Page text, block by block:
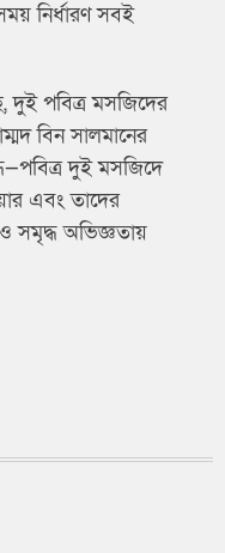
নির্ধারণ সবই
দুই পবিত্র মসজিদের
বিন সালমানের
দুই মসজিদে
এবং তাদের
সমৃদ্ধ অভিজ্ঞতায়